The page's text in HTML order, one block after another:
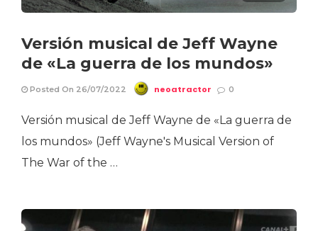
Versión musical de Jeff Wayne
de «La guerra de los mundos»
Posted On 26/07/2022 neoatractor 0
Versión musical de Jeff Wayne de «La guerra de
los mundos» (Jeff Wayne's Musical Version of
The War of the …